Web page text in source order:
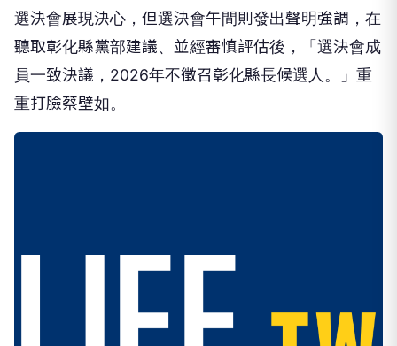
選決會展現決心，但選決會午間則發出聲明強調，在
聽取彰化縣黨部建議、並經審慎評估後，「選決會成
員一致決議，2026年不徵召彰化縣長候選人。」重
重打臉蔡壁如。